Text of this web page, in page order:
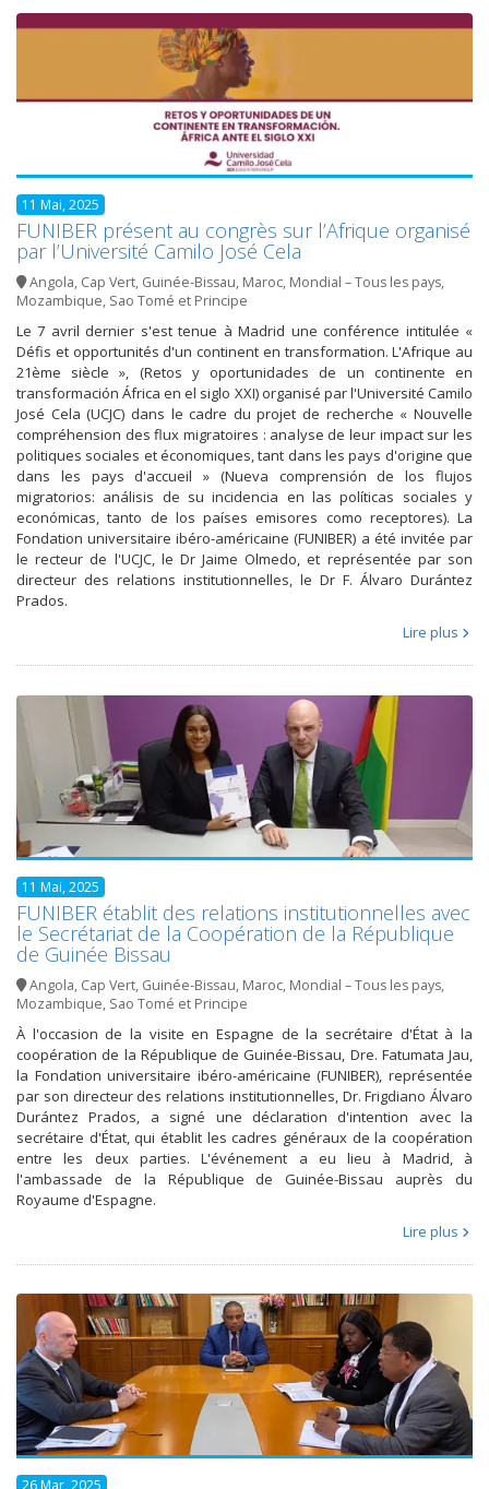
11 Mai, 2025
FUNIBER présent au congrès sur l’Afrique organisé
par l’Université Camilo José Cela
Angola, Cap Vert, Guinée-Bissau, Maroc, Mondial – Tous les pays,
Mozambique, Sao Tomé et Principe
Le 7 avril dernier s'est tenue à Madrid une conférence intitulée «
Défis et opportunités d'un continent en transformation. L'Afrique au
21ème siècle », (Retos y oportunidades de un continente en
transformación África en el siglo XXI) organisé par l'Université Camilo
José Cela (UCJC) dans le cadre du projet de recherche « Nouvelle
compréhension des flux migratoires : analyse de leur impact sur les
politiques sociales et économiques, tant dans les pays d'origine que
dans les pays d'accueil » (Nueva comprensión de los flujos
migratorios: análisis de su incidencia en las políticas sociales y
económicas, tanto de los países emisores como receptores). La
Fondation universitaire ibéro-américaine (FUNIBER) a été invitée par
le recteur de l'UCJC, le Dr Jaime Olmedo, et représentée par son
directeur des relations institutionnelles, le Dr F. Álvaro Durántez
Prados.
Lire plus
11 Mai, 2025
FUNIBER établit des relations institutionnelles avec
le Secrétariat de la Coopération de la République
de Guinée Bissau
Angola, Cap Vert, Guinée-Bissau, Maroc, Mondial – Tous les pays,
Mozambique, Sao Tomé et Principe
À l'occasion de la visite en Espagne de la secrétaire d'État à la
coopération de la République de Guinée-Bissau, Dre. Fatumata Jau,
la Fondation universitaire ibéro-américaine (FUNIBER), représentée
par son directeur des relations institutionnelles, Dr. Frigdiano Álvaro
Durántez Prados, a signé une déclaration d'intention avec la
secrétaire d'État, qui établit les cadres généraux de la coopération
entre les deux parties. L'événement a eu lieu à Madrid, à
l'ambassade de la République de Guinée-Bissau auprès du
Royaume d'Espagne.
Lire plus